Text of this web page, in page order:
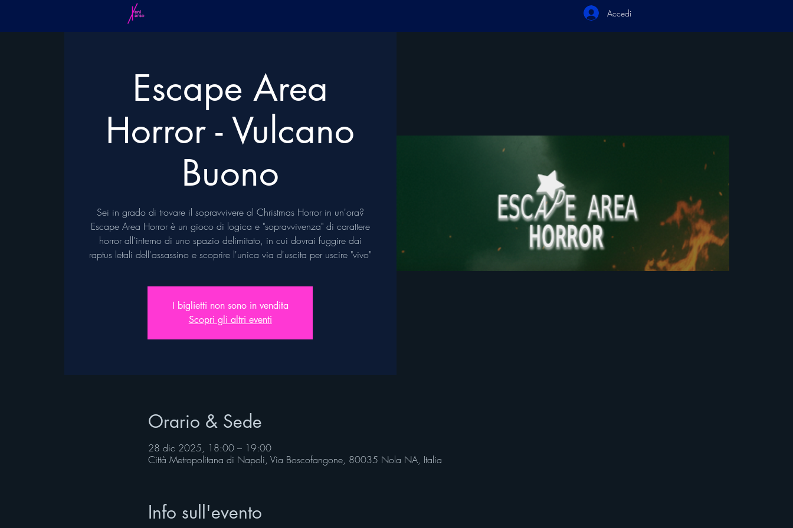
Accedi
Escape Area
Horror - Vulcano
Buono
Sei in grado di trovare il sopravvivere al Christmas Horror in un'ora?
Escape Area Horror è un gioco di logica e "sopravvivenza" di carattere
horror all'interno di uno spazio delimitato, in cui dovrai fuggire dai
raptus letali dell'assassino e scoprire l'unica via d'uscita per uscire "vivo"
I biglietti non sono in vendita
Scopri gli altri eventi
Orario & Sede
28 dic 2025, 18:00 – 19:00
Città Metropolitana di Napoli, Via Boscofangone, 80035 Nola NA, Italia
Info sull'evento